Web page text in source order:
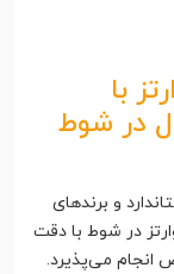
با
در شوط
و برندهای
در شوط با دقت
انجام می‌پذیرد.